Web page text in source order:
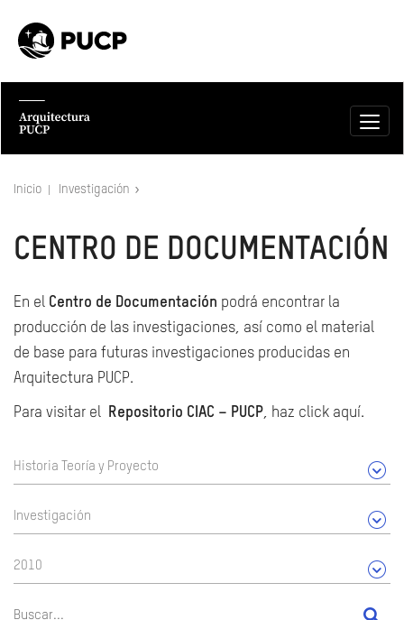
Inicio Investigación
CENTRO DE DOCUMENTACIÓN
En el Centro de Documentación podrá encontrar la
producción de las investigaciones, así como el material
de base para futuras investigaciones producidas en
Arquitectura PUCP.
Para visitar el Repositorio CIAC – PUCP, haz click aquí.
Historia Teoría y Proyecto
Investigación
2010